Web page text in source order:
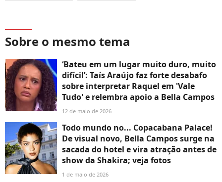
Sobre o mesmo tema
‘Bateu em um lugar muito duro, muito
difícil’: Taís Araújo faz forte desabafo
sobre interpretar Raquel em 'Vale
Tudo' e relembra apoio a Bella Campos
12 de maio de 2026
Todo mundo no... Copacabana Palace!
De visual novo, Bella Campos surge na
sacada do hotel e vira atração antes de
show da Shakira; veja fotos
1 de maio de 2026